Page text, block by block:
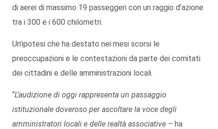
di aerei di massimo 19 passeggeri con un raggio d’azione
tra i 300 e i 600 chilometri.
Un’ipotesi che ha destato nei mesi scorsi le
preoccupazioni e le contestazioni da parte dei comitati
dei cittadini e delle amministrazioni locali.
“L’audizione di oggi rappresenta un passaggio
istituzionale doveroso per ascoltare la voce degli
amministratori locali e delle realtà associative – ha